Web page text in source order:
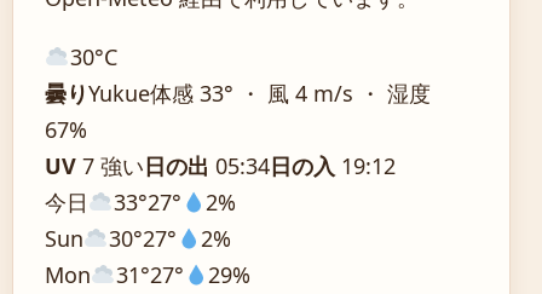
30°C
曇りYukue体感 33° ・ 風 4 m/s ・ 湿度
67%
UV 7 強い日の出 05:34日の入 19:12
今日
33°27°
2%
Sun
30°27°
2%
Mon
31°27°
29%